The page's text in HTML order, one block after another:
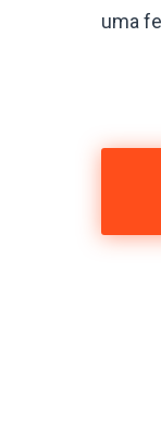
uma